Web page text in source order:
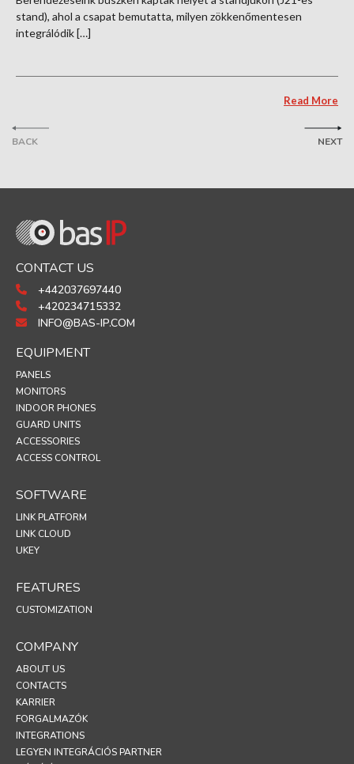
BACK
stand), ahol a csapat bemutatta, milyen zökkenőmentesen
integrálódik […]
Read More
NEXT
CONTACT US
+442037697440
+420234715332
INFO@BAS-IP.COM
EQUIPMENT
PANELS
MONITORS
INDOOR PHONES
GUARD UNITS
ACCESSORIES
ACCESS CONTROL
SOFTWARE
LINK PLATFORM
LINK CLOUD
UKEY
FEATURES
CUSTOMIZATION
COMPANY
ABOUT US
CONTACTS
KARRIER
FORGALMAZÓK
INTEGRATIONS
LEGYEN INTEGRÁCIÓS PARTNER